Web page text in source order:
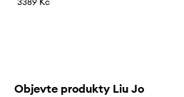
Objevte produkty Liu Jo